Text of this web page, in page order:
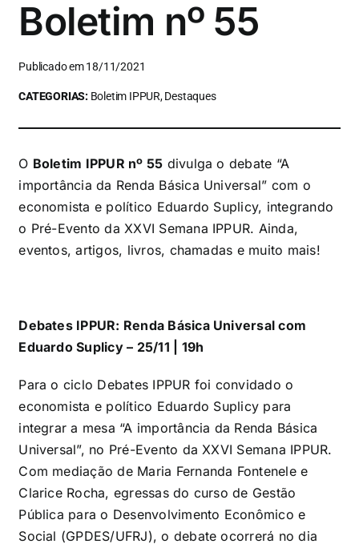
Boletim nº 55
Publicado em 18/11/2021
CATEGORIAS: Boletim IPPUR, Destaques
O Boletim IPPUR nº 55 divulga o debate “A
importância da Renda Básica Universal” com o
economista e político Eduardo Suplicy, integrando
o Pré-Evento da XXVI Semana IPPUR. Ainda,
eventos, artigos, livros, chamadas e muito mais!
Debates IPPUR: Renda Básica Universal com
Eduardo Suplicy – 25/11 | 19h
Para o ciclo Debates IPPUR foi convidado o
economista e político Eduardo Suplicy para
integrar a mesa “A importância da Renda Básica
Universal”, no Pré-Evento da XXVI Semana IPPUR.
Com mediação de Maria Fernanda Fontenele e
Clarice Rocha, egressas do curso de Gestão
Pública para o Desenvolvimento Econômico e
Social (GPDES/UFRJ), o debate ocorrerá no dia